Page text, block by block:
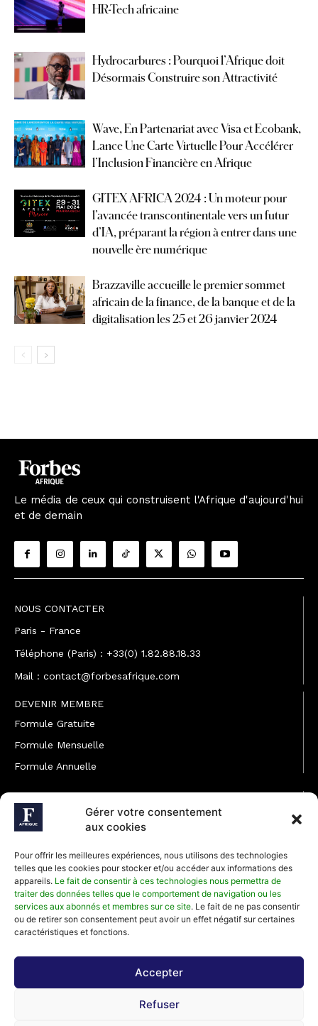
Gérer votre consentement
aux cookies
Pour offrir les meilleures expériences, nous utilisons des technologies
telles que les cookies pour stocker et/ou accéder aux informations des
appareils. Le fait de consentir à ces technologies nous permettra de
traiter des données telles que le comportement de navigation ou les
services aux abonnés et membres sur ce site. Le fait de ne pas consentir
ou de retirer son consentement peut avoir un effet négatif sur certaines
caractéristiques et fonctions.
Accepter
Refuser
HR-Tech africaine
Hydrocarbures : Pourquoi l’Afrique doit
Désormais Construire son Attractivité
Wave, En Partenariat avec Visa et Ecobank,
Lance Une Carte Virtuelle Pour Accélérer
l’Inclusion Financière en Afrique
GITEX AFRICA 2024 : Un moteur pour
l’avancée transcontinentale vers un futur
d’IA, préparant la région à entrer dans une
nouvelle ère numérique
Brazzaville accueille le premier sommet
africain de la finance, de la banque et de la
digitalisation les 25 et 26 janvier 2024
Le média de ceux qui construisent l'Afrique d'aujourd'hui
et de demain
NOUS CONTACTER
Paris - France
Téléphone (Paris) : +33(0) 1.82.88.18.33
Mail : contact@forbesafrique.com
DEVENIR MEMBRE
Formule Gratuite
Formule Mensuelle
Formule Annuelle
JOINDRE L'ÉQUIPE
Rédaction
Développement commercial
Communiquer avec Forbes Afrique
Média Kit 2026
Abonnez-vous à la newsletter de Forbes Afrique et recevez
régulièrement nos meilleurs articles